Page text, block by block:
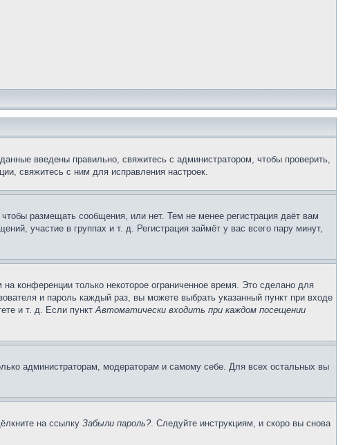
введены правильно, свяжитесь с администратором, чтобы проверить,
свяжитесь с ним для исправления настроек.
размещать сообщения, или нет. Тем не менее регистрация даёт вам
участие в группах и т. д. Регистрация займёт у вас всего пару минут,
конференции только некоторое ограниченное время. Это сделано для
и пароль каждый раз, вы можете выбрать указанный пункт при входе
и т. д. Если пунктАвтоматически входить при каждом посещении
администраторам, модераторам и самому себе. Для всех остальных вы
на ссылку Забыли пароль?. Следуйте инструкциям, и скоро вы снова